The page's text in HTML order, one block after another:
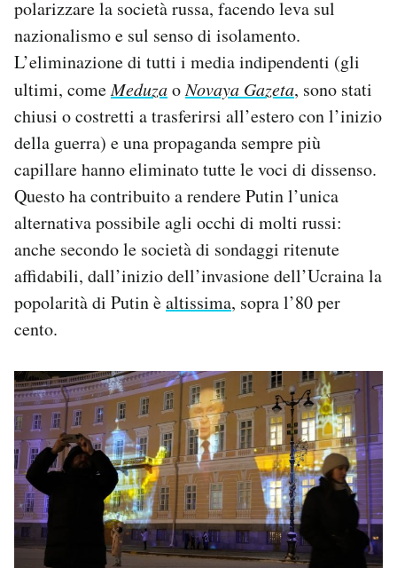
polarizzare la società russa, facendo leva sul
nazionalismo e sul senso di isolamento.
L’eliminazione di tutti i media indipendenti (gli
ultimi, comeMeduzaoNovaya Gazeta, sono stati
chiusi o costretti a trasferirsi all’estero con l’inizio
della guerra) e una propaganda sempre più
capillare hanno eliminato tutte le voci di dissenso.
Questo ha contribuito a rendere Putin l’unica
alternativa possibile agli occhi di molti russi:
anche secondo le società di sondaggi ritenute
affidabili, dall’inizio dell’invasione dell’Ucraina la
popolarità di Putin èaltissima, sopra l’80 per
cento.